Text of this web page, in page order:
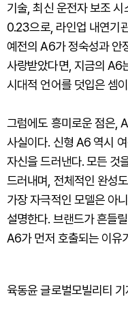
기술, 최신 운전자 보조
0.23으로, 라인업 내연기
예전의 A6가 정숙성과 안
사랑받았다면, 지금의 A6
시대적 언어를 덧입은 셈
그럼에도 흥미로운 점은,
사실이다. 신형 A6 역시
자신을 드러낸다. 모든 것
드러내며, 전체적인 완성
가장 자극적인 모델은 아
설명한다. 브랜드가 흔들
A6가 먼저 호출되는 이유
육동윤 글로벌모빌리티